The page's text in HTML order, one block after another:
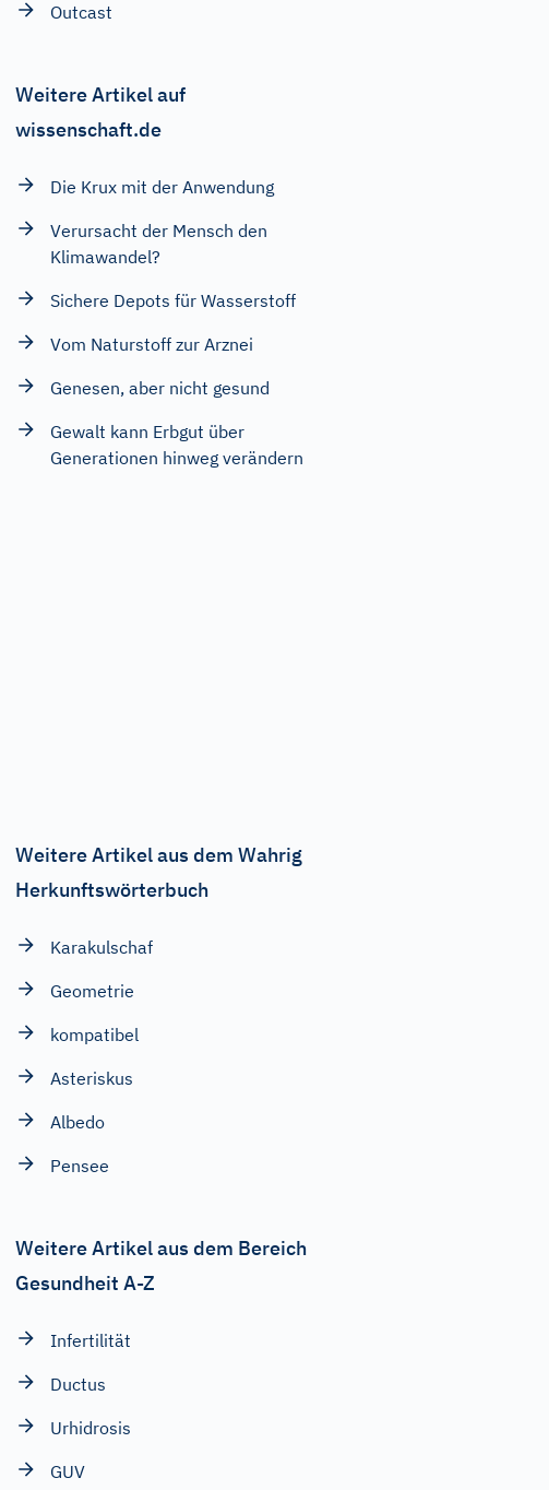
Outcast
Weitere Artikel auf
wissenschaft.de
Die Krux mit der Anwendung
Verursacht der Mensch den
Klimawandel?
Sichere Depots für Wasserstoff
Vom Naturstoff zur Arznei
Genesen, aber nicht gesund
Gewalt kann Erbgut über
Generationen hinweg verändern
Weitere Artikel aus dem Wahrig
Herkunftswörterbuch
Karakulschaf
Geometrie
kompatibel
Asteriskus
Albedo
Pensee
Weitere Artikel aus dem Bereich
Gesundheit A-Z
Infertilität
Ductus
Urhidrosis
GUV